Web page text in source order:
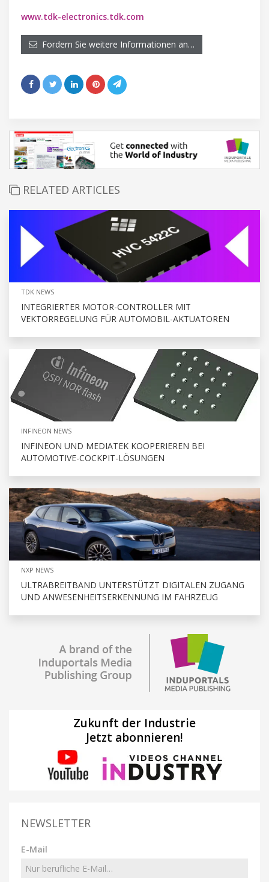
www.tdk-electronics.tdk.com
Fordern Sie weitere Informationen an…
RELATED ARTICLES
TDK NEWS
INTEGRIERTER MOTOR-CONTROLLER MIT
VEKTORREGELUNG FÜR AUTOMOBIL-AKTUATOREN
INFINEON NEWS
INFINEON UND MEDIATEK KOOPERIEREN BEI
AUTOMOTIVE-COCKPIT-LÖSUNGEN
NXP NEWS
ULTRABREITBAND UNTERSTÜTZT DIGITALEN ZUGANG
UND ANWESENHEITSERKENNUNG IM FAHRZEUG
Zukunft der Industrie
Jetzt abonnieren!
NEWSLETTER
E-Mail